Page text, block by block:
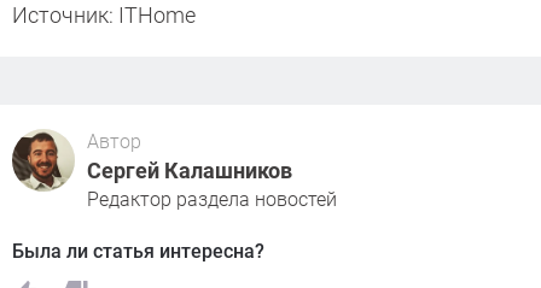
Источник: ITHome
Автор
Сергей Калашников
Редактор раздела новостей
Была ли статья интересна?